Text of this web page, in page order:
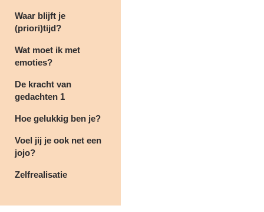
Waar blijft je
(priori)tijd?
Wat moet ik met
emoties?
De kracht van
gedachten 1
Hoe gelukkig ben je?
Voel jij je ook net een
jojo?
Zelfrealisatie